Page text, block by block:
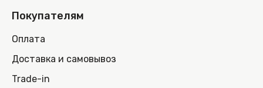
Покупателям
Оплата
Доставка и самовывоз
Trade-in